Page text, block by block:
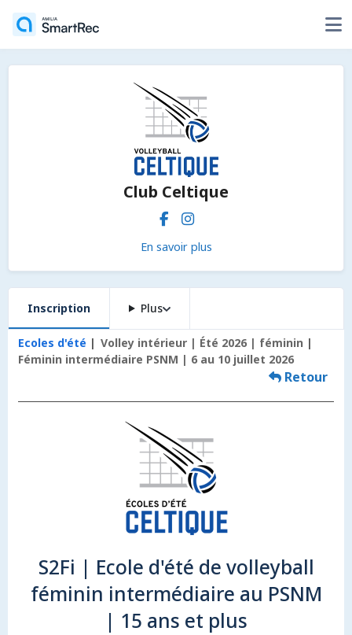
Club Celtique
En savoir plus
Inscription Plus
Ecoles d'été
Volley intérieur | Été 2026 | féminin
Féminin intermédiaire PSNM | 6 au 10 juillet 2026
Retour
S2Fi | Ecole d'été de volleyball
féminin intermédiaire au PSNM
| 15 ans et plus